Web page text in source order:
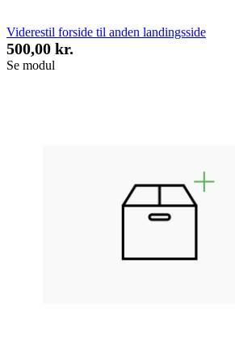
Viderestil forside til anden landingsside
500,00 kr.
Se modul